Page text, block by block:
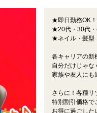
★即日勤務OK
★20代・30代・
★ネイル・髪型
各キャリアの新
自分だけじゃな
家族や友人にも
さらに！各種リ
特別割引価格
お得に過ごした